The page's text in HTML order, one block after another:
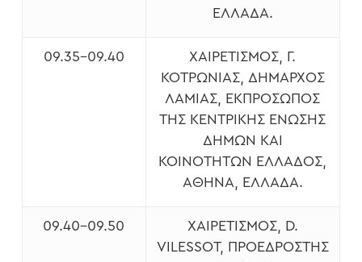
ΕΛΛΆΔΑ.
09.35-09.40
XΑΙΡΕΤΙΣΜΌΣ, Γ.
ΚΟΤΡΩΝΙΆΣ, ΔΉΜΑΡΧΟΣ
ΛΑΜΊΑΣ, ΕΚΠΡΌΣΩΠΟΣ
ΤΗΣ ΚΕΝΤΡΙΚΉΣ ΈΝΩΣΗΣ
ΔΉΜΩΝ ΚΑΙ
ΚΟΙΝΟΤΉΤΩΝ ΕΛΛΆΔΟΣ,
ΑΘΉΝΑ, ΕΛΛΆΔΑ.
09.40-09.50
XΑΙΡΕΤΙΣΜΌΣ, D.
VILESSOT, ΠΡΌΕΔΡΟΣΤΗΣ